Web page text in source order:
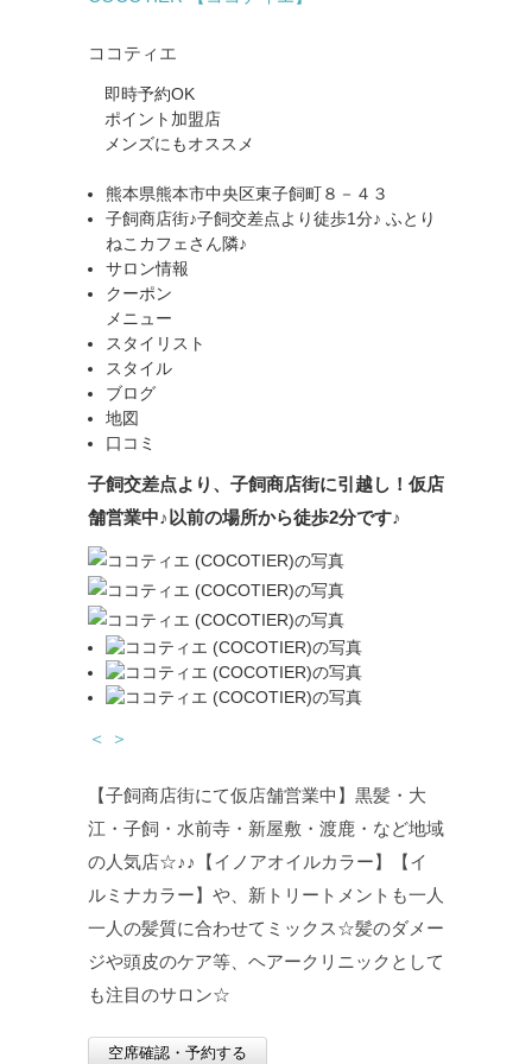
ココティエ
即時予約OK
ポイント加盟店
メンズにもオススメ
熊本県熊本市中央区東子飼町８－４３
子飼商店街♪子飼交差点より徒歩1分♪ ふとり
ねこカフェさん隣♪
サロン情報
クーポン
メニュー
スタイリスト
スタイル
ブログ
地図
口コミ
子飼交差点より、子飼商店街に引越し！仮店
舗営業中♪以前の場所から徒歩2分です♪
＜ ＞
【子飼商店街にて仮店舗営業中】黒髪・大
江・子飼・水前寺・新屋敷・渡鹿・など地域
の人気店☆♪♪【イノアオイルカラー】【イ
ルミナカラー】や、新トリートメントも一人
一人の髪質に合わせてミックス☆髪のダメー
ジや頭皮のケア等、ヘアークリニックとして
も注目のサロン☆
空席確認・予約する